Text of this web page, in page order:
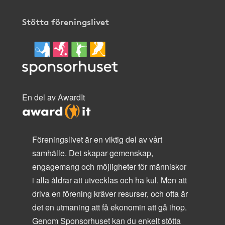
Stötta föreningslivet
En del av AwardIt
Föreningslivet är en viktig del av vårt
samhälle. Det skapar gemenskap,
engagemang och möjligheter för människor
i alla åldrar att utvecklas och ha kul. Men att
driva en förening kräver resurser, och ofta är
det en utmaning att få ekonomin att gå ihop.
Genom Sponsorhuset kan du enkelt stötta